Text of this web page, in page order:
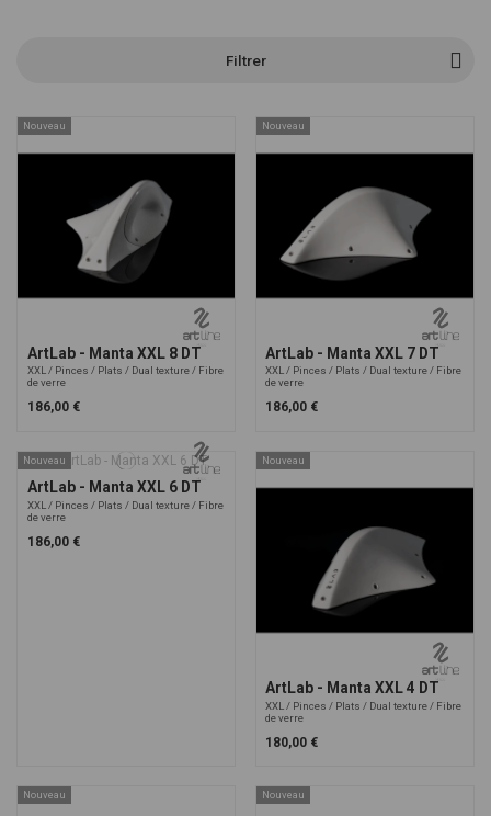
Nouveau
ArtLab - Manta XXL 8 DT
XXL Pinces Plats Dual texture
Fibre
de verre
186,00 €
Nouveau
ArtLab - Manta XXL 7 DT
XXL Pinces Plats Dual texture
Fibre
de verre
186,00 €
Nouveau
ArtLab - Manta XXL 6 DT
XXL Pinces Plats Dual texture
Fibre
de verre
186,00 €
Nouveau
ArtLab - Manta XXL 4 DT
XXL Pinces Plats Dual texture
Fibre
de verre
180,00 €
Nouveau Nouveau
Filtrer